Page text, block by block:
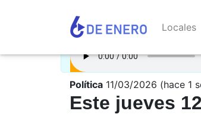
Locales
Política 11/03/2026 (hace 1
Este jueves